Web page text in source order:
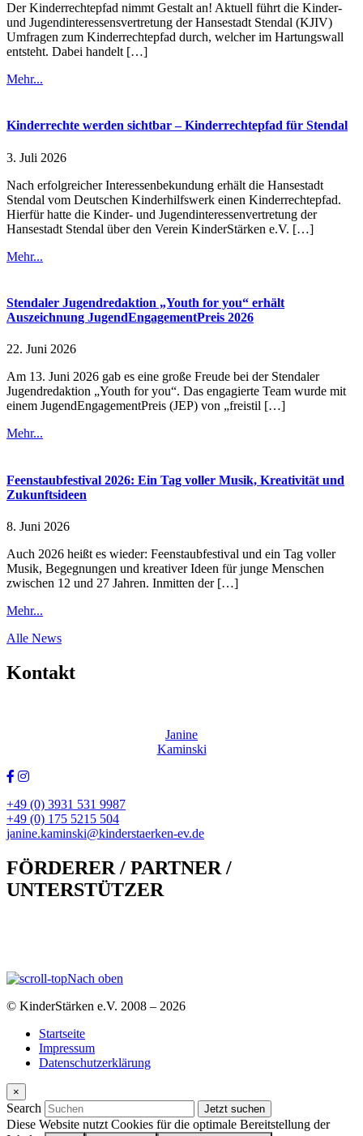
Der Kinderrechtepfad nimmt Gestalt an! Aktuell führt die Kinder-
und Jugendinteressensvertretung der Hansestadt Stendal (KJIV)
Umfragen zum Kinderrechtepfad durch, welcher im Hartungswall
entsteht. Dabei handelt […]
Mehr...
Kinderrechte werden sichtbar – Kinderrechtepfad für Stendal
3. Juli 2026
Nach erfolgreicher Interessenbekundung erhält die Hansestadt
Stendal vom Deutschen Kinderhilfswerk einen Kinderrechtepfad.
Hierfür hatte die Kinder- und Jugendinteressenvertretung der
Hansestadt Stendal über den Verein KinderStärken e.V. […]
Mehr...
Stendaler Jugendredaktion „Youth for you“ erhält
Auszeichnung JugendEngagementPreis 2026
22. Juni 2026
Am 13. Juni 2026 gab es eine große Freude bei der Stendaler
Jugendredaktion „Youth for you“. Das engagierte Team wurde mit
einem JugendEngagementPreis (JEP) von „freistil […]
Mehr...
Feenstaubfestival 2026: Ein Tag voller Musik, Kreativität und
Zukunftsideen
8. Juni 2026
Auch 2026 heißt es wieder: Feenstaubfestival und ein Tag voller
Musik, Begegnungen und kreativer Ideen für junge Menschen
zwischen 12 und 27 Jahren. Inmitten der […]
Mehr...
Alle News
Kontakt
Janine
Kaminski
+49 (0) 3931 531 9987
+49 (0) 175 5215 504
janine.kaminski@kinderstaerken-ev.de
FÖRDERER / PARTNER /
UNTERSTÜTZER
Nach oben
© KinderStärken e.V. 2008 – 2026
Startseite
Impressum
Datenschutzerklärung
×
Search
Diese Website nutzt Cookies für die optimale Bereitstellung der